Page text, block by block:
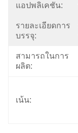
แอปพลิเคชัน:
รายละเอียดการ
บรรจุ:
สามารถในการ
ผลิต:
เน้น: